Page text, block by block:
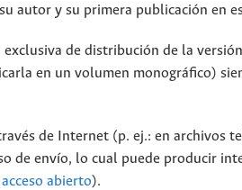
autor y su primera publicación en
de distribución de la
en un volumen monográfico)
de Internet (p. ej.: en archivos
de envío, lo cual puede producir
abierto).